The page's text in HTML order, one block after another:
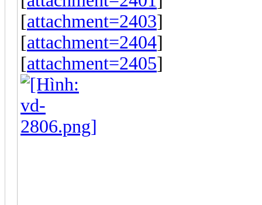
[attachment=2403]
[attachment=2404]
[attachment=2405]